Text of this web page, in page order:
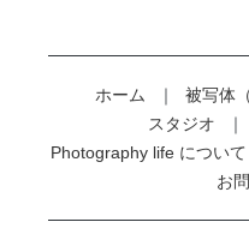
ホーム 被写体
スタジオ
Photography life について
お